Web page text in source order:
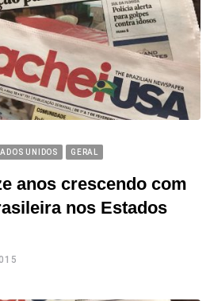
UNIDOS GERAL
anos crescendo com
nos Estados